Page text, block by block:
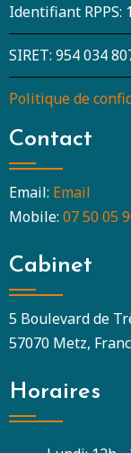
Identifiant RPPS:
SIRET: 954 034
Politique de
Contact
Email: Email
Mobile: 07 50 05
Cabinet
5 Boulevard de
57070 Metz,
Horaires